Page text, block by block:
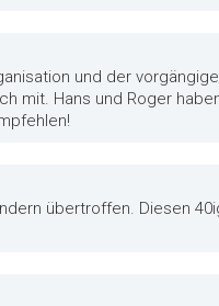
und der
mit. Hans und Roger
übertroffen. Diesen